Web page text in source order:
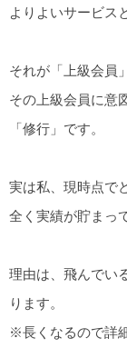
よりよいサービス
それが「上級会員
その上級会員に意
「修行」です。
実は私、現時点で
全く実績が貯まっ
理由は、飛んでい
ります。
※長くなるので詳